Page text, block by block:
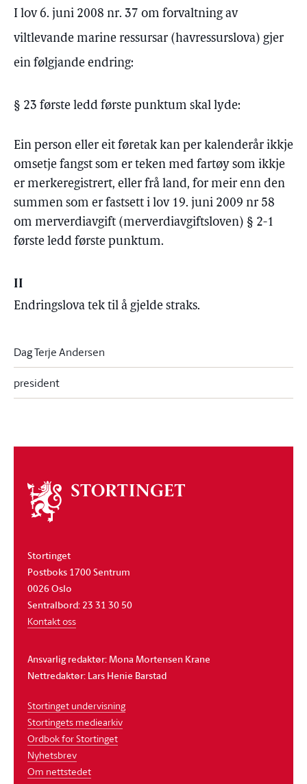
I lov 6. juni 2008 nr. 37 om forvaltning av
viltlevande marine ressursar (havressurslova) gjer
ein følgjande endring:
§ 23 første ledd første punktum skal lyde:
Ein person eller eit føretak kan per kalenderår ikkje
omsetje fangst som er teken med fartøy som ikkje
er merkeregistrert, eller frå land, for meir enn den
summen som er fastsett i lov 19. juni 2009 nr 58
om merverdiavgift (merverdiavgiftsloven) § 2-1
første ledd første punktum.
II
Endringslova tek til å gjelde straks.
Dag Terje Andersen
president
Om
stortinget
Stortinget
Postboks 1700 Sentrum
0026 Oslo
Sentralbord: 23 31 30 50
Kontakt oss
Ansvarlig redaktør: Mona Mortensen Krane
Nettredaktør: Lars Henie Barstad
Stortinget undervisning
Stortingets mediearkiv
Ordbok for Stortinget
Nyhetsbrev
Om nettstedet